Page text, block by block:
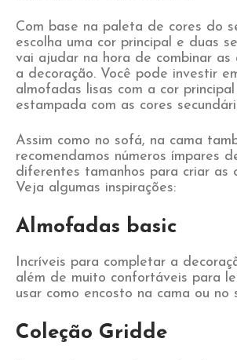
Com base na paleta de cores do
escolha uma cor principal e duas
vai ajudar na hora de combinar as
a decoração. Você pode investir
almofadas lisas com a cor
estampada com as cores
Assim como no sofá, na cama
recomendamos números ímpares
diferentes tamanhos para criar as
Veja algumas inspirações:
Almofadas basic
Incríveis para completar a
além de muito confortáveis para
usar como encosto na cama ou no
Coleção Gridde